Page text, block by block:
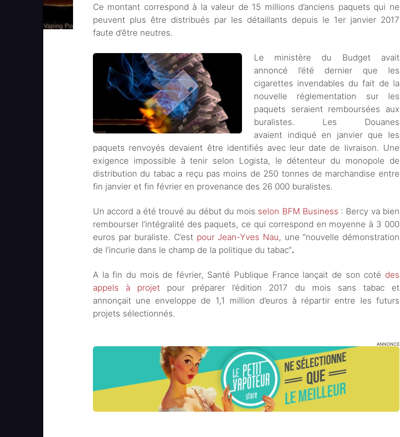
Ce montant correspond à la valeur de 15 millions d’anciens paquets qui ne
peuvent plus être distribués par les détaillants depuis le 1er janvier 2017
faute d’être neutres.
Le ministère du Budget avait
annoncé l’été dernier que les
cigarettes invendables du fait de la
nouvelle réglementation sur les
paquets seraient remboursées aux
buralistes. Les Douanes
avaient indiqué en janvier que les
paquets renvoyés devaient être identifiés avec leur date de livraison. Une
exigence impossible à tenir selon Logista, le détenteur du monopole de
distribution du tabac a reçu pas moins de 250 tonnes de marchandise entre
fin janvier et fin février en provenance des 26 000 buralistes.
Un accord a été trouvé au début du mois selon BFM Business : Bercy va bien
rembourser l’intégralité des paquets, ce qui correspond en moyenne à 3 000
euros par buraliste. C’est pour Jean-Yves Nau, une “nouvelle démonstration
de l’incurie dans le champ de la politique du tabac”.
A la fin du mois de février, Santé Publique France lançait de son coté des
appels à projet pour préparer l’édition 2017 du mois sans tabac et
annonçait une enveloppe de 1,1 million d’euros à répartir entre les futurs
projets sélectionnés.
ANNONCE